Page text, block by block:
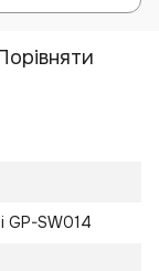
GP-SW014